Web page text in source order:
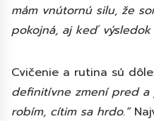
mám vnútornú silu, že
pokojná, aj keď výsledok
Cvičenie a rutina sú
definitívne zmení pred
robím, cítim sa hrdo.“